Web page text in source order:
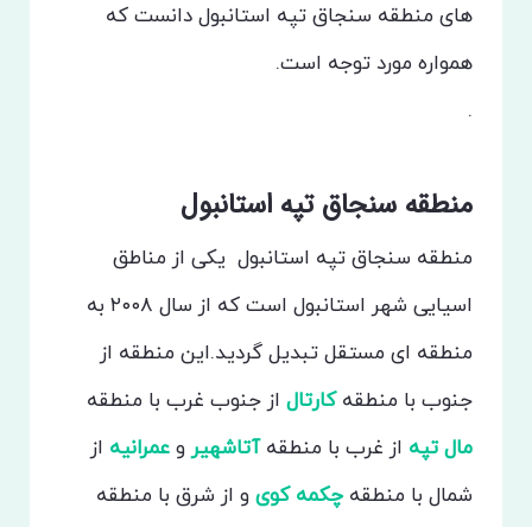
های منطقه سنجاق تپه استانبول دانست که
همواره مورد توجه است.
.
منطقه سنجاق تپه استانبول
منطقه سنجاق تپه استانبول یکی از مناطق
اسیایی شهر استانبول است که از سال ۲۰۰۸ به
منطقه ای مستقل تبدیل گردید.این منطقه از
جنوب با منطقه کارتال از جنوب غرب با منطقه
مال تپه از غرب با منطقه آتاشهیر وعمرانیه از
شمال با منطقهچکمه کوی و از شرق با منطقه